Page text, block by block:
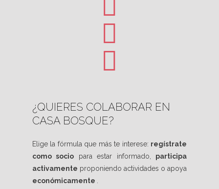
¿QUIERES COLABORAR EN
CASA BOSQUE?
Elige la fórmula que más te interese: regístrate
como socio para estar informado, participa
activamente proponiendo actividades o apoya
económicamente